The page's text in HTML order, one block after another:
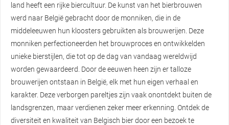
land heeft een rijke biercultuur. De kunst van het bierbrouwen
werd naar België gebracht door de monniken, die in de
middeleeuwen hun kloosters gebruikten als brouwerijen. Deze
monniken perfectioneerden het brouwproces en ontwikkelden
unieke bierstijlen, die tot op de dag van vandaag wereldwijd
worden gewaardeerd. Door de eeuwen heen zijn er talloze
brouwerijen ontstaan in België, elk met hun eigen verhaal en
karakter. Deze verborgen pareltjes zijn vaak onontdekt buiten de
landsgrenzen, maar verdienen zeker meer erkenning. Ontdek de
diversiteit en kwaliteit van Belgisch bier door een bezoek te